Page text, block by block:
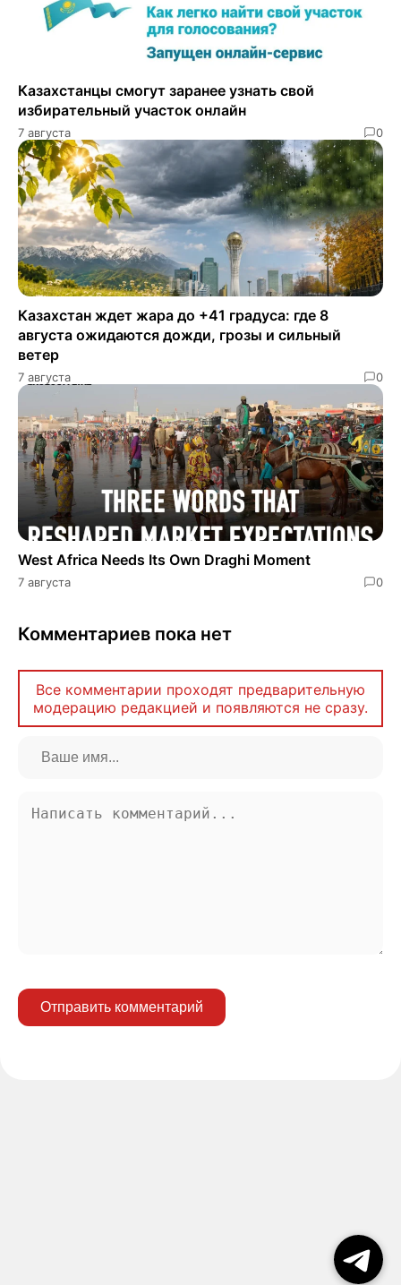
Казахстанцы смогут заранее узнать свой
избирательный участок онлайн
7 августа 0
Казахстан ждет жара до +41 градуса: где 8
августа ожидаются дожди, грозы и сильный
ветер
7 августа 0
West Africa Needs Its Own Draghi Moment
7 августа 0
Комментариев пока нет
Все комментарии проходят предварительную
модерацию редакцией и появляются не сразу.
Отправить комментарий